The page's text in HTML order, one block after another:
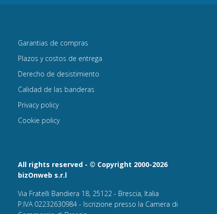
All rights reserved - © Copyright 2000-2026
bizOnweb s.r.l
Via Fratelli Bandiera 18, 25122 - Brescia, Italia
P.IVA 02232630984 - Iscrizione presso la Camera di
Garantias de compras
Plazos y costos de entrega
Derecho de desistimiento
Calidad de las banderas
Privacy policy
Cookie policy